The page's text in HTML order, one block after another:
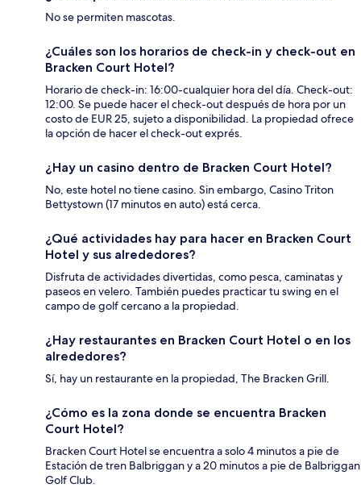
No se permiten mascotas.
¿Cuáles son los horarios de check-in y check-out en
Bracken Court Hotel?
Horario de check-in: 16:00-cualquier hora del día. Check-out:
12:00. Se puede hacer el check-out después de hora por un
costo de EUR 25, sujeto a disponibilidad. La propiedad ofrece
la opción de hacer el check-out exprés.
¿Hay un casino dentro de Bracken Court Hotel?
No, este hotel no tiene casino. Sin embargo, Casino Triton
Bettystown (17 minutos en auto) está cerca.
¿Qué actividades hay para hacer en Bracken Court
Hotel y sus alrededores?
Disfruta de actividades divertidas, como pesca, caminatas y
paseos en velero. También puedes practicar tu swing en el
campo de golf cercano a la propiedad.
¿Hay restaurantes en Bracken Court Hotel o en los
alrededores?
Sí, hay un restaurante en la propiedad, The Bracken Grill.
¿Cómo es la zona donde se encuentra Bracken
Court Hotel?
Bracken Court Hotel se encuentra a solo 4 minutos a pie de
Estación de tren Balbriggan y a 20 minutos a pie de Balbriggan
Golf Club.